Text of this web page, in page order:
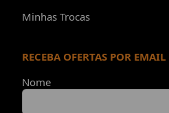
Minhas Trocas
RECEBA OFERTAS POR EMAIL
Nome